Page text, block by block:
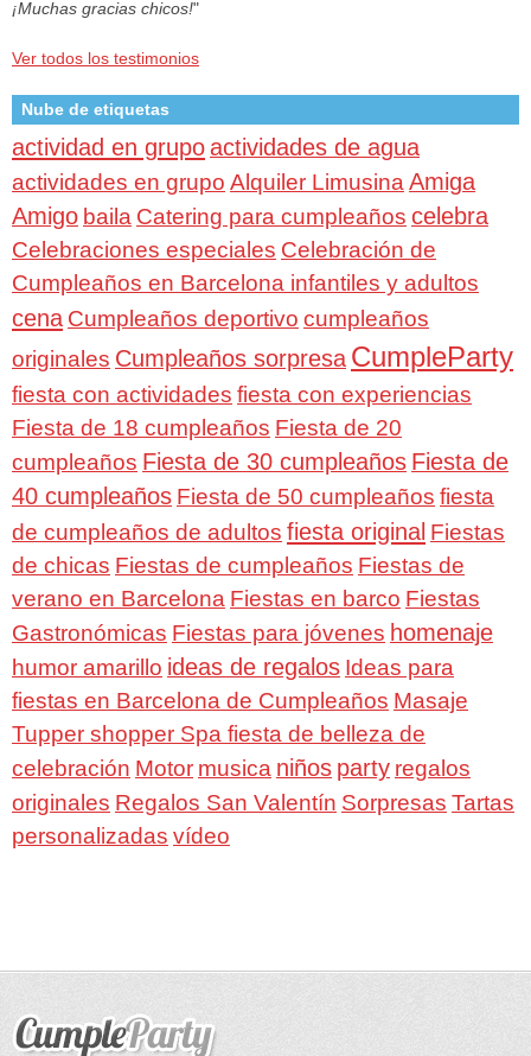
¡Muchas gracias chicos!"
Ver todos los testimonios
Nube de etiquetas
actividad en grupoactividades de agua
actividades en grupo Alquiler Limusina Amiga
Amigo baila Catering para cumpleaños celebra
Celebraciones especiales Celebración de
Cumpleaños en Barcelona infantiles y adultos
cena Cumpleaños deportivo cumpleaños
originales Cumpleaños sorpresa CumpleParty
fiesta con actividades fiesta con experiencias
Fiesta de 18 cumpleaños Fiesta de 20
cumpleaños Fiesta de 30 cumpleaños Fiesta de
40 cumpleaños Fiesta de 50 cumpleaños fiesta
de cumpleaños de adultos fiesta original Fiestas
de chicas Fiestas de cumpleaños Fiestas de
verano en Barcelona Fiestas en barco Fiestas
Gastronómicas Fiestas para jóvenes homenaje
humor amarillo ideas de regalos Ideas para
fiestas en Barcelona de Cumpleaños Masaje
Tupper shopper Spa fiesta de belleza de
celebración Motor musica niños party regalos
originales Regalos San Valentín Sorpresas Tartas
personalizadas vídeo